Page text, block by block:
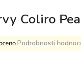
Coliro
Podrobnosti